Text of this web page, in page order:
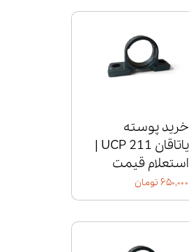
خرید پوسته
یاتاقان UCP 211 |
استعلام قیمت
۶۵۰,۰۰۰ تومان